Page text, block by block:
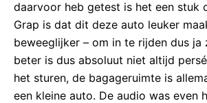
daarvoor heb getest is het een stuk
Grap is dat dit deze auto leuker
beweeglijker – om in te rijden dus ja
beter is dus absoluut niet altijd
het sturen, de bagageruimte is
een kleine auto. De audio was even